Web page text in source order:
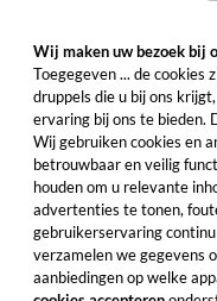
In
Wij maken uw bezoek bij
Toegegeven ... de cookies
druppels die u bij ons
ervaring bij ons te bieden.
Wij gebruiken cookies en
betrouwbaar en veilig
houden om u relevante
advertenties te tonen,
gebruikerservaring
verzamelen we gegevens
aanbiedingen op welke